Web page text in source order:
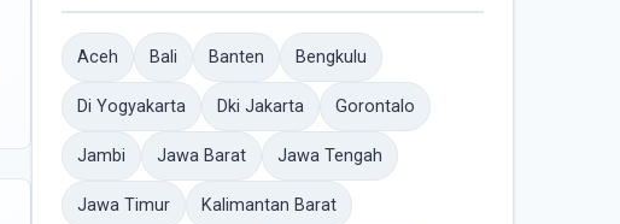
Aceh Bali Banten Bengkulu
Di Yogyakarta Dki Jakarta Gorontalo
Jambi Jawa Barat Jawa Tengah
Jawa Timur Kalimantan Barat